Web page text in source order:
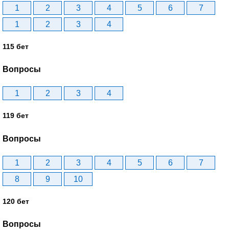
1 2 3 4 5 6
7
1
2 3 4
115 бет
Вопросы
1 2 3 4
119 бет
Вопросы
1 2 3 4 5 6
7
8
9 10
120 бет
Вопросы